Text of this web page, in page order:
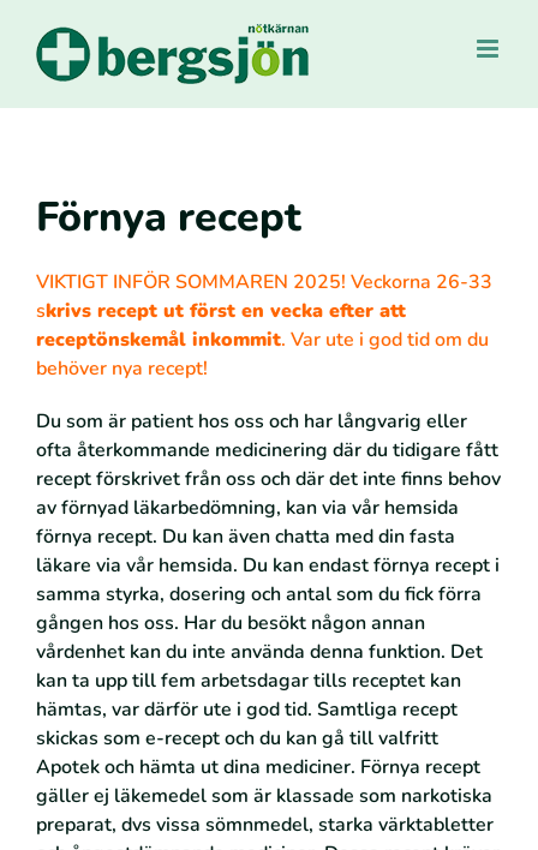
innehållet
Förnya recept
VIKTIGT INFÖR SOMMAREN 2025! Veckorna 26-33
skrivs recept ut först en vecka efter att
receptönskemål inkommit. Var ute i god tid om du
behöver nya recept!
Du som är patient hos oss och har långvarig eller
ofta återkommande medicinering där du tidigare fått
recept förskrivet från oss och där det inte finns behov
av förnyad läkarbedömning, kan via vår hemsida
förnya recept. Du kan även chatta med din fasta
läkare via vår hemsida. Du kan endast förnya recept i
samma styrka, dosering och antal som du fick förra
gången hos oss. Har du besökt någon annan
vårdenhet kan du inte använda denna funktion. Det
kan ta upp till fem arbetsdagar tills receptet kan
hämtas, var därför ute i god tid. Samtliga recept
skickas som e-recept och du kan gå till valfritt
Apotek och hämta ut dina mediciner. Förnya recept
gäller ej läkemedel som är klassade som narkotiska
preparat, dvs vissa sömnmedel, starka värktabletter